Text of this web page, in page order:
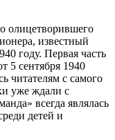
олицетворившего
известный
году. Первая часть
5 сентября 1940
читателям с самого
уже ждали с
всегда являлась
детей и